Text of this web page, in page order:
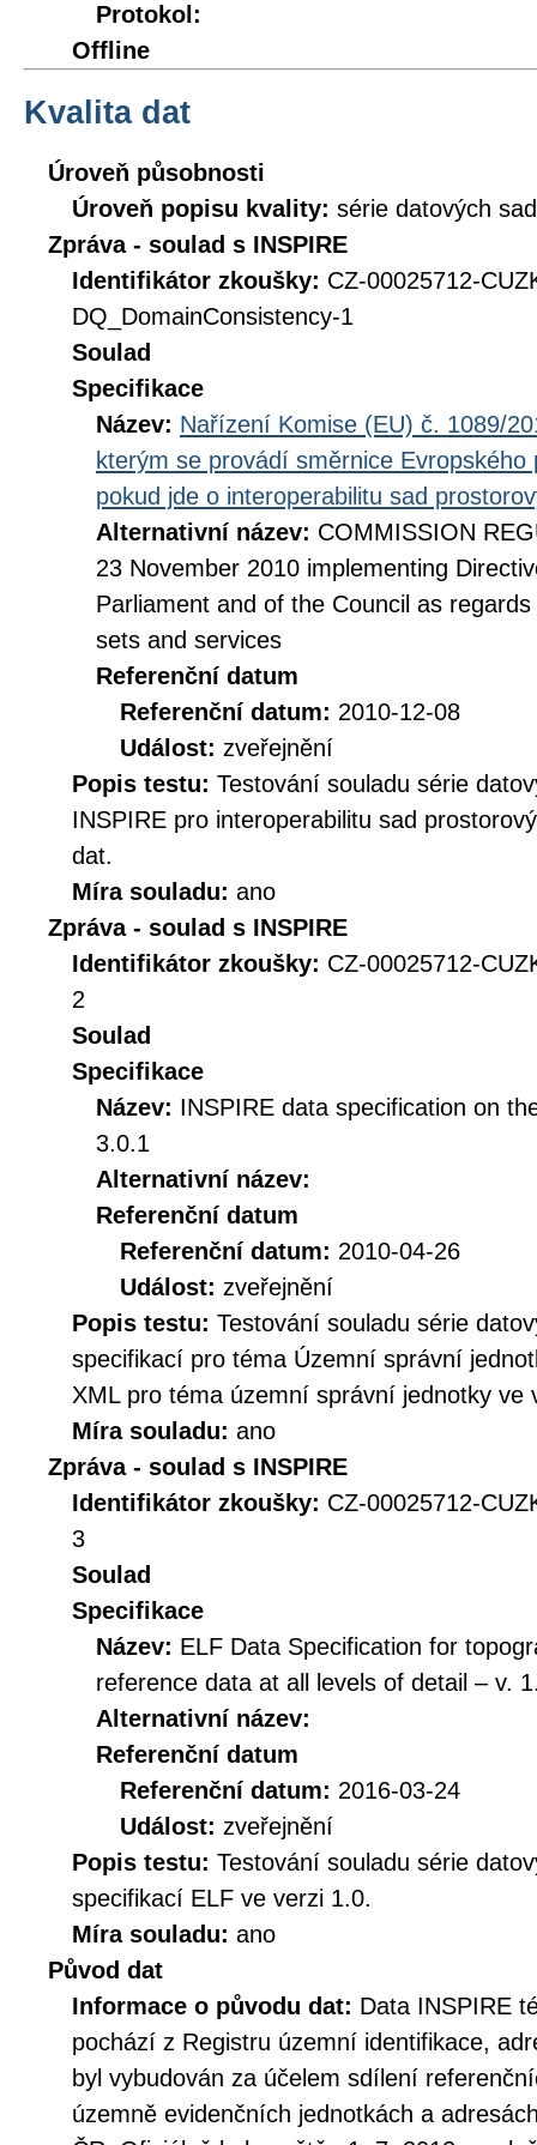
Protokol:
Offline
Kvalita dat
Úroveň působnosti
Úroveň popisu kvality: série datových sad
Zpráva - soulad s INSPIRE
Identifikátor zkoušky: CZ-00025712-
DQ_DomainConsistency-1
Soulad
Specifikace
Název: Nařízení Komise (EU) č. 1089/
kterým se provádí směrnice
pokud jde o interoperabilitu sad
Alternativní název: COMMISSION
23 November 2010 implementing
Parliament and of the Council as
sets and services
Referenční datum
Referenční datum: 2010-12-08
Událost: zveřejnění
Popis testu: Testování souladu série
INSPIRE pro interoperabilitu sad
dat.
Míra souladu: ano
Zpráva - soulad s INSPIRE
Identifikátor zkoušky: CZ-00025712-
2
Soulad
Specifikace
Název: INSPIRE data specification on
3.0.1
Alternativní název:
Referenční datum
Referenční datum: 2010-04-26
Událost: zveřejnění
Popis testu: Testování souladu série
specifikací pro téma Územní správní
XML pro téma územní správní jednotky ve
Míra souladu: ano
Zpráva - soulad s INSPIRE
Identifikátor zkoušky: CZ-00025712-
3
Soulad
Specifikace
Název: ELF Data Specification for
reference data at all levels of detail – v.
Alternativní název:
Referenční datum
Referenční datum: 2016-03-24
Událost: zveřejnění
Popis testu: Testování souladu série
specifikací ELF ve verzi 1.0.
Míra souladu: ano
Původ dat
Informace o původu dat: Data INSPIRE
pochází z Registru územní identifikace,
byl vybudován za účelem sdílení
územně evidenčních jednotkách a